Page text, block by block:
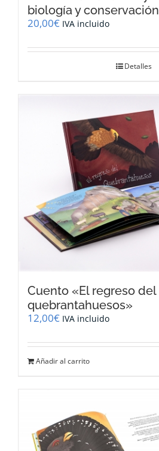
biología y conservación
20,00€ IVA incluido
Detalles
Cuento «El regreso del
quebrantahuesos»
12,00€ IVA incluido
Añadir al carrito